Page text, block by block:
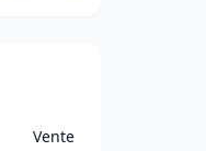
Vente